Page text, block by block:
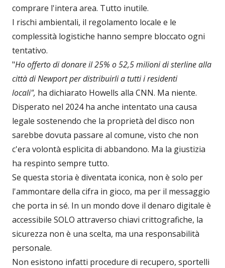
comprare l'intera area. Tutto inutile.
I rischi ambientali, il regolamento locale e le
complessità logistiche hanno sempre bloccato ogni
tentativo.
"Ho offerto di donare il 25% o 52,5 milioni di sterline alla
città di Newport per distribuirli a tutti i residenti
locali", ha dichiarato Howells alla CNN. Ma niente.
Disperato nel 2024 ha anche intentato una causa
legale sostenendo che la proprietà del disco non
sarebbe dovuta passare al comune, visto che non
c'era volontà esplicita di abbandono. Ma la giustizia
ha respinto sempre tutto.
Se questa storia è diventata iconica, non è solo per
l'ammontare della cifra in gioco, ma per il messaggio
che porta in sé. In un mondo dove il denaro digitale è
accessibile SOLO attraverso chiavi crittografiche, la
sicurezza non è una scelta, ma una responsabilità
personale.
Non esistono infatti procedure di recupero, sportelli